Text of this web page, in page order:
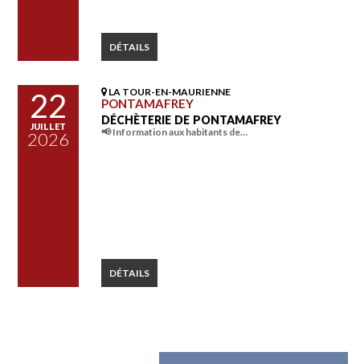
DÉTAILS
22
JUILLET
2026
LA TOUR-EN-MAURIENNE
PONTAMAFREY
DÉCHÈTERIE DE PONTAMAFREY
📢 Information aux habitants de…
DÉTAILS